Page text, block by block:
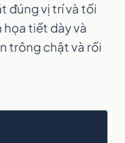
đúng vị trí và tối
họa tiết dày và
trông chật và rối